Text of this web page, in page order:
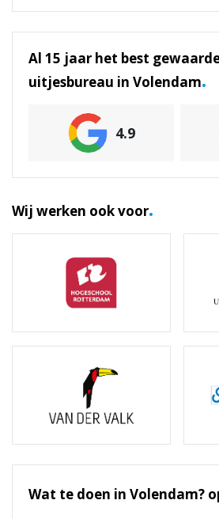
Al 15 jaar het best
uitjesbureau in Volendam.
4.9
Wij werken ook voor.
Wat te doen in Volendam?